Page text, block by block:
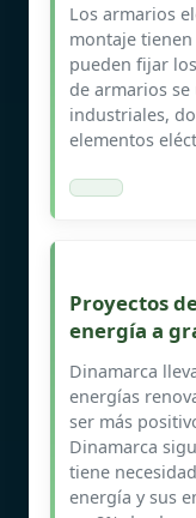
Los armarios
montaje
pueden fijar
de armarios
industriales,
elementos
Proyectos
energía a
Dinamarca
energías
ser más
Dinamarca
tiene
energía y sus